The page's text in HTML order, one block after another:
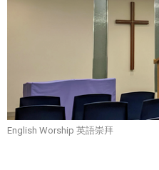
English Worship 英語崇拜